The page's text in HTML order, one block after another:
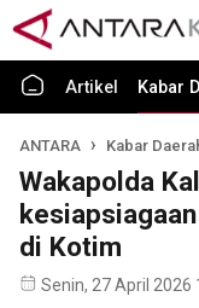
Artikel Kabar
ANTARA Kabar
Wakapolda
di Kotim
Senin, 27 April 2026